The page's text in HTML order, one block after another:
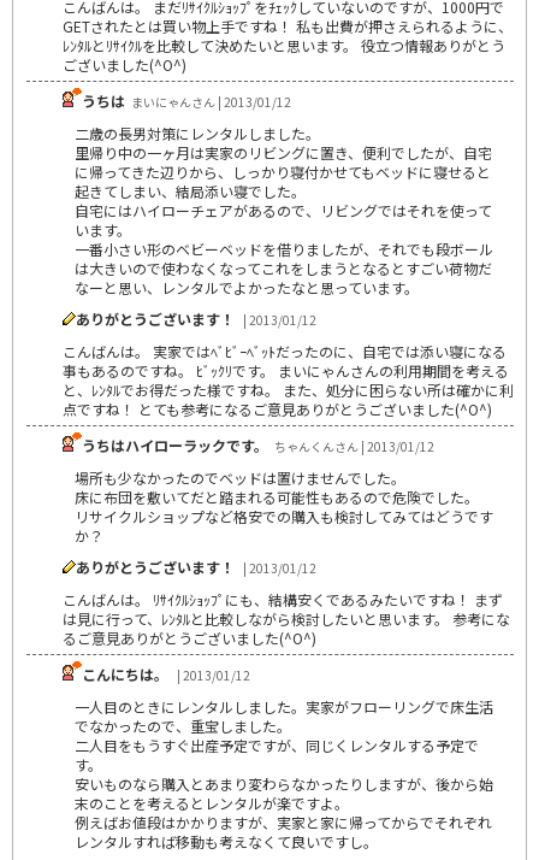
こんばんは。 まだﾘｻｲｸﾙｼｮｯﾌﾟをﾁｪｯｸしていないのですが、1000円で
GETされたとは買い物上手ですね！ 私も出費が押さえられるように、
ﾚﾝﾀﾙとﾘｻｲｸﾙを比較して決めたいと思います。 役立つ情報ありがとう
ございました(^O^)
うちは まいにゃんさん | 2013/01/12
二歳の長男対策にレンタルしました。
里帰り中の一ヶ月は実家のリビングに置き、便利でしたが、自宅
に帰ってきた辺りから、しっかり寝付かせてもベッドに寝せると
起きてしまい、結局添い寝でした。
自宅にはハイローチェアがあるので、リビングではそれを使って
います。
一番小さい形のベビーベッドを借りましたが、それでも段ボール
は大きいので使わなくなってこれをしまうとなるとすごい荷物だ
なーと思い、レンタルでよかったなと思っています。
ありがとうございます！
| 2013/01/12
こんばんは。 実家ではﾍﾞﾋﾞｰﾍﾞｯﾄだったのに、自宅では添い寝になる
事もあるのですね。 ﾋﾞｯｸﾘです。 まいにゃんさんの利用期間を考える
と、ﾚﾝﾀﾙでお得だった様ですね。 また、処分に困らない所は確かに利
点ですね！ とても参考になるご意見ありがとうございました(^O^)
うちはハイローラックです。
ちゃんくんさん | 2013/01/12
場所も少なかったのでベッドは置けませんでした。
床に布団を敷いてだと踏まれる可能性もあるので危険でした。
リサイクルショップなど格安での購入も検討してみてはどうです
か？
ありがとうございます！
| 2013/01/12
こんばんは。 ﾘｻｲｸﾙｼｮｯﾌﾟにも、結構安くであるみたいですね！ まず
は見に行って、ﾚﾝﾀﾙと比較しながら検討したいと思います。 参考にな
るご意見ありがとうございました(^O^)
こんにちは。
| 2013/01/12
一人目のときにレンタルしました。実家がフローリングで床生活
でなかったので、重宝しました。
二人目をもうすぐ出産予定ですが、同じくレンタルする予定で
す。
安いものなら購入とあまり変わらなかったりしますが、後から始
末のことを考えるとレンタルが楽ですよ。
例えばお値段はかかりますが、実家と家に帰ってからでそれぞれ
レンタルすれば移動も考えなくて良いですし。